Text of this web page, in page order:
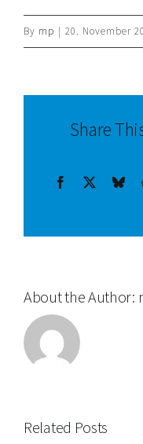
By mp | 20. November
Share
Facebook
About the Author:
Related Posts